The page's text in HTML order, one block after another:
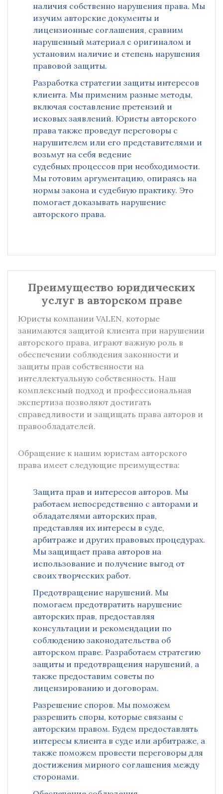
наличия собственно нарушения права. Мы
изучим авторские документы и
лицензионные соглашения, сравним
нарушенный материал с оригиналом и
установим наличие и степень нарушения
правовой защиты.
Разработка стратегии защиты интересов
клиента. Мы применим разные методы,
включая составление претензий и
исковых заявлений. Юристы авторского
права также проведут переговоры с
нарушителем или его представителями и
возьмут на себя ведение
судебных процессов при необходимости.
Мы готовим аргументацию, опираясь на
нормы закона и судебную практику. Это
помогает доказывать нарушение
авторского права.
Преимущество юридических
услуг в авторском праве
Юристы компании VALEN, которые
занимаются защитой клиента при нарушении
авторского права, играют важную роль в
обеспечении соблюдения законности и
защиты прав собственности на
интеллектуальную собственность. Наш
комплексный подход и профессиональная
экспертиза позволяют достигать
справедливости и защищать права авторов и
правообладателей.
Обращение к нашим юристам авторского
права имеет следующие преимущества:
Защита прав и интересов авторов. Мы
работаем непосредственно с авторами и
обладателями авторских прав,
представляя их интересы в суде,
арбитраже и других правовых процедурах.
Мы защищает права авторов на
использование и получение выгод от
своих творческих работ.
Предотвращение нарушений. Мы
помогаем предотвратить нарушение
авторских прав, предоставляя
консультации и рекомендации по
соблюдению законодательства об
авторском праве. Разработаем стратегию
защиты и предотвращения нарушений, а
также предоставим советы по
лицензированию и договорам.
Разрешение споров. Мы поможем
разрешить споры, которые связаны с
авторским правом. Будем предоставлять
интересы клиента в суде или арбитраже, а
также поможем провести переговоры для
достижения мирного соглашения между
сторонами.